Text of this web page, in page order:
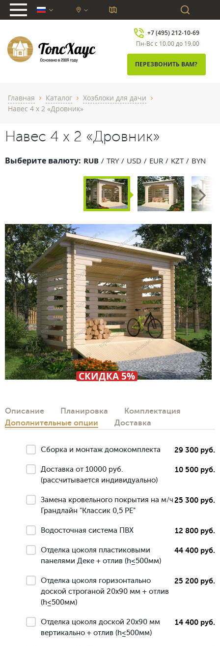
chevron_down
+7 (495) 212-10-69
Пн-Вс с 10.00 до 19.00
ПЕРЕЗВОНИТЬ ВАМ?
Главная chevron_right Каталог chevron_right Хозблоки для дачи chevron_right
Навес 4 х 2 «Дровник»
Навес 4 х 2 «Дровник»
Выберите валюту: RUB TRY USD EUR KZT BYN
Next
СКИДКА 5%
Описание Планировка
Комплектация
Дополнительные опции
Доставка
Сборка и монтаж домокомплекта 29 300 руб.
Доставка от 10000 руб.
(рассчитывается индивидуально)
10 500 руб.
Замена кровельного покрытия на м/ч
Грандлайн "Классик 0,5 РЕ"
25 300 руб.
Водосточная система ПВХ 12 800 руб.
Отделка цоколя пластиковыми
панелями Деке + отлив (h≤500мм)
44 400 руб.
Отделка цоколя горизонтально
доской строганой 20х90 мм + отлив
(h≤500мм)
25 200 руб.
Отделка цоколя доской 20х90 мм
вертикально + отлив (h≤500мм)
14 400 руб.